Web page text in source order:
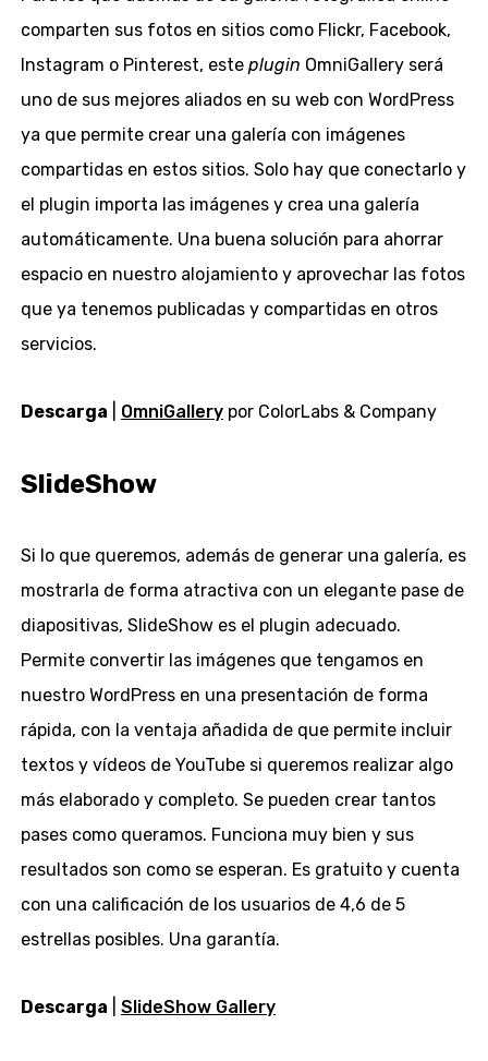
comparten sus fotos en sitios como Flickr, Facebook,
Instagram o Pinterest, este plugin OmniGallery será
uno de sus mejores aliados en su web con WordPress
ya que permite crear una galería con imágenes
compartidas en estos sitios. Solo hay que conectarlo y
el plugin importa las imágenes y crea una galería
automáticamente. Una buena solución para ahorrar
espacio en nuestro alojamiento y aprovechar las fotos
que ya tenemos publicadas y compartidas en otros
servicios.
Descarga OmniGallerypor ColorLabs & Company
SlideShow
Si lo que queremos, además de generar una galería, es
mostrarla de forma atractiva con un elegante pase de
diapositivas, SlideShow es el plugin adecuado.
Permite convertir las imágenes que tengamos en
nuestro WordPress en una presentación de forma
rápida, con la ventaja añadida de que permite incluir
textos y vídeos de YouTube si queremos realizar algo
más elaborado y completo. Se pueden crear tantos
pases como queramos. Funciona muy bien y sus
resultados son como se esperan. Es gratuito y cuenta
con una calificación de los usuarios de 4,6 de 5
estrellas posibles. Una garantía.
Descarga SlideShow Gallery